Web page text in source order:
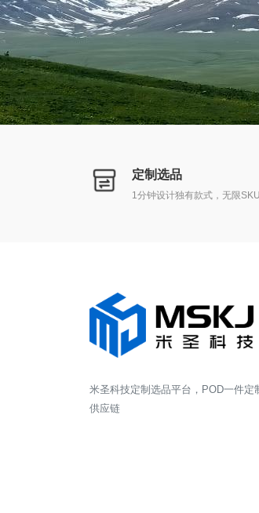
定制选品
1分钟设计独有款式，无限SKU
米圣科技定制选品平台，POD一件定
供应链